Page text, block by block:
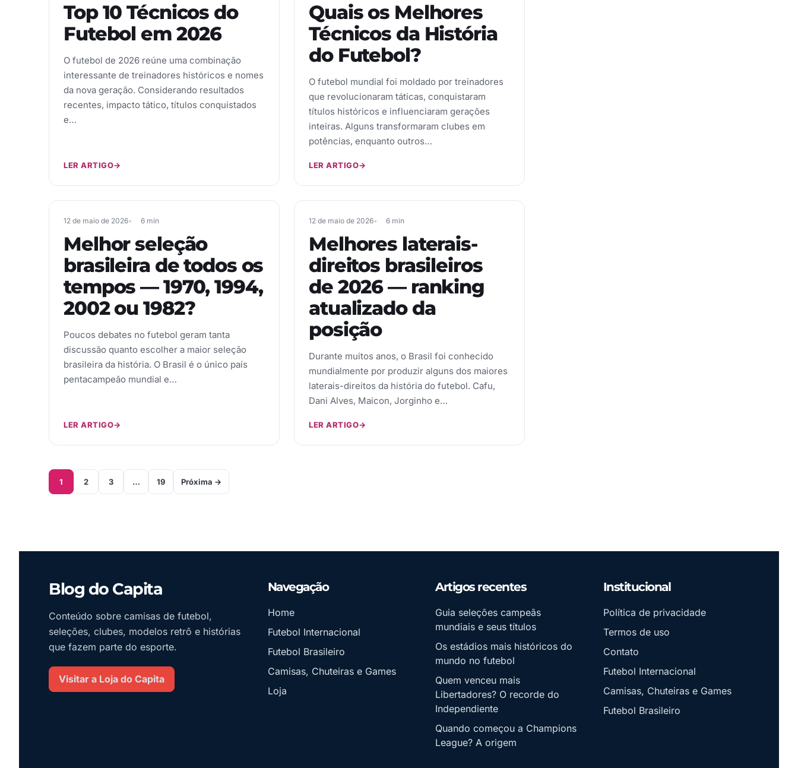
Top 10 Técnicos do
Futebol em 2026
O futebol de 2026 reúne uma combinação
interessante de treinadores históricos e nomes
da nova geração. Considerando resultados
recentes, impacto tático, títulos conquistados
e…
LER ARTIGO→
Quais os Melhores
Técnicos da História
do Futebol?
O futebol mundial foi moldado por treinadores
que revolucionaram táticas, conquistaram
títulos históricos e influenciaram gerações
inteiras. Alguns transformaram clubes em
potências, enquanto outros…
LER ARTIGO→
12 de maio de 2026 6 min
Melhor seleção
brasileira de todos os
tempos — 1970, 1994,
2002 ou 1982?
Poucos debates no futebol geram tanta
discussão quanto escolher a maior seleção
brasileira da história. O Brasil é o único país
pentacampeão mundial e…
LER ARTIGO→
12 de maio de 2026 6 min
Melhores laterais-
direitos brasileiros
de 2026 — ranking
atualizado da
posição
Durante muitos anos, o Brasil foi conhecido
mundialmente por produzir alguns dos maiores
laterais-direitos da história do futebol. Cafu,
Dani Alves, Maicon, Jorginho e…
LER ARTIGO→
1 2 3 … 19 Próxima →
Blog do Capita
Conteúdo sobre camisas de futebol,
seleções, clubes, modelos retrô e histórias
que fazem parte do esporte.
Visitar a Loja do Capita
Navegação
Home
Futebol Internacional
Futebol Brasileiro
Camisas, Chuteiras e Games
Loja
Artigos recentes
Guia seleções campeãs
mundiais e seus títulos
Os estádios mais históricos do
mundo no futebol
Quem venceu mais
Libertadores? O recorde do
Independiente
Quando começou a Champions
League? A origem
Institucional
Política de privacidade
Termos de uso
Contato
Futebol Internacional
Camisas, Chuteiras e Games
Futebol Brasileiro